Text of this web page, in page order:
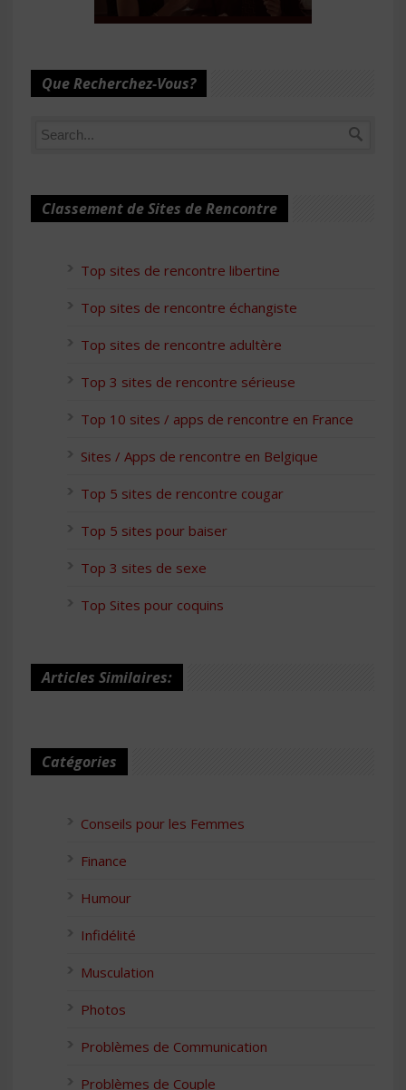
Que Recherchez-Vous?
Classement de Sites de Rencontre
Top sites de rencontre libertine
Top sites de rencontre échangiste
Top sites de rencontre adultère
Top 3 sites de rencontre sérieuse
Top 10 sites / apps de rencontre en France
Sites / Apps de rencontre en Belgique
Top 5 sites de rencontre cougar
Top 5 sites pour baiser
Top 3 sites de sexe
Top Sites pour coquins
Articles Similaires:
Catégories
Conseils pour les Femmes
Finance
Humour
Infidélité
Musculation
Photos
Problèmes de Communication
Problèmes de Couple